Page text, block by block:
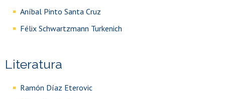
Aníbal Pinto Santa Cruz
Félix Schwartzmann Turkenich
Literatura
Ramón Díaz Eterovic